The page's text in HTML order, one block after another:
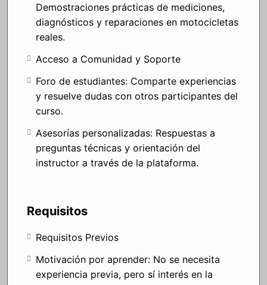
Demostraciones prácticas de mediciones,
diagnósticos y reparaciones en motocicletas
reales.
Acceso a Comunidad y Soporte
Foro de estudiantes: Comparte experiencias
y resuelve dudas con otros participantes del
curso.
Asesorías personalizadas: Respuestas a
preguntas técnicas y orientación del
instructor a través de la plataforma.
Requisitos
Requisitos Previos
Motivación por aprender: No se necesita
experiencia previa, pero sí interés en la